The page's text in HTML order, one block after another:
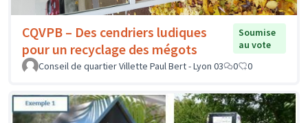
CQVPB – Des cendriers ludiques
pour un recyclage des mégots
Soumise
au vote
Conseil de quartier Villette Paul Bert - Lyon 03
0 0